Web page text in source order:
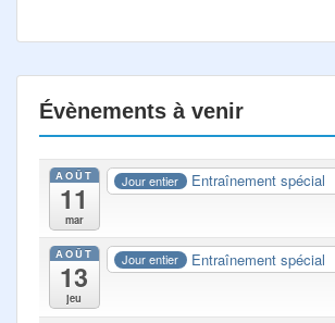
Évènements à venir
AOÛT
11
mar
Jour entier Entraînement spécial
AOÛT
13
jeu
Jour entier Entraînement spécial